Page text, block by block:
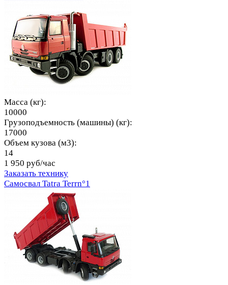
Масса (кг):
10000
Грузоподъемность (машины) (кг):
17000
Объем кузова (м3):
14
1 950 руб/час
Заказать технику
Самосвал Tatra Terrn°1